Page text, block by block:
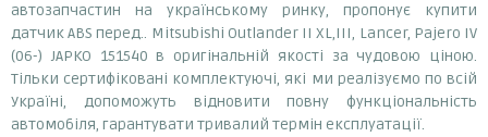
автозапчастин на українському ринку, пропонує купити
датчик ABS перед.. Mitsubishi Outlander II XL,III, Lancer, Pajero IV
(06-) JAPKO 151540 в оригінальній якості за чудовою ціною.
Тільки сертифіковані комплектуючі, які ми реалізуємо по всій
Україні, допоможуть відновити повну функціональність
автомобіля, гарантувати тривалий термін експлуатації.